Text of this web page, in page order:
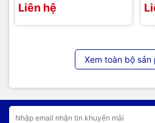
dương, người dùng có thể lắp đặt
kể cả trần thạch cao âm trần, phù
Có thể thấy, với những ưu điểm
Dalite 180 inch FIM180, tỷ lệ 16:9
vấn trực tiếp.
Liên hệ
Xem toàn bộ sản